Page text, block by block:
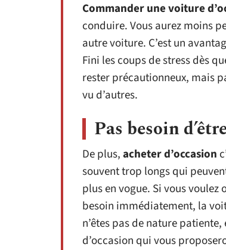
Commander une voiture
conduire. Vous aurez moins
autre voiture. C’est un
Fini les coups de stress dès
rester précautionneux, mais
vu d’autres.
Pas besoin
De plus,acheter d’occasion
souvent trop longs qui
plus en vogue. Si vous
besoin immédiatement, la
n’êtes pas de nature
d’occasion qui vous